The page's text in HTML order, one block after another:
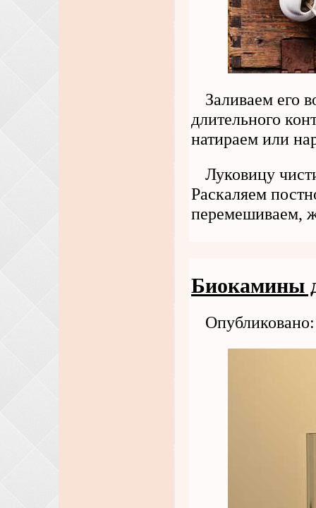
Заливаем его
длительного
натираем или
Луковицу
Раскаляем
перемешиваем,
Биокамины